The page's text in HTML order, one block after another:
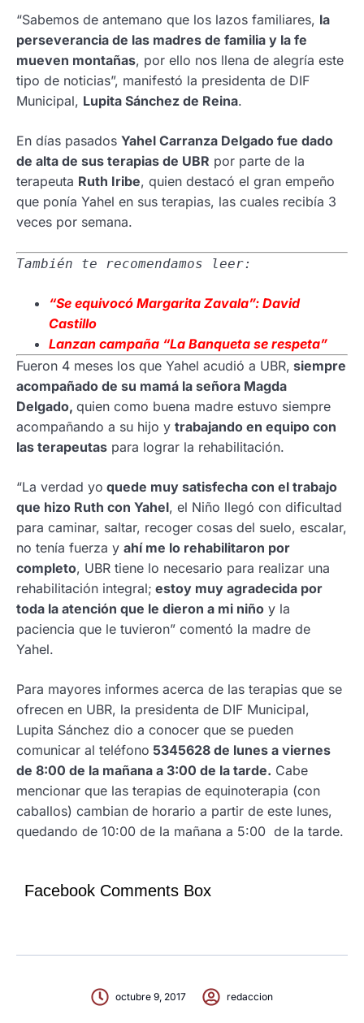
“Sabemos de antemano que los lazos familiares, la
perseverancia de las madres de familia y la fe
mueven montañas, por ello nos llena de alegría este
tipo de noticias”, manifestó la presidenta de DIF
Municipal, Lupita Sánchez de Reina.
En días pasados Yahel Carranza Delgado fue dado
de alta de sus terapias de UBR por parte de la
terapeuta Ruth Iribe, quien destacó el gran empeño
que ponía Yahel en sus terapias, las cuales recibía 3
veces por semana.
También te recomendamos leer:
“Se equivocó Margarita Zavala”: David
Castillo
Lanzan campaña “La Banqueta se respeta”
Fueron 4 meses los que Yahel acudió a UBR, siempre
acompañado de su mamá la señora Magda
Delgado, quien como buena madre estuvo siempre
acompañando a su hijo y trabajando en equipo con
las terapeutas para lograr la rehabilitación.
“La verdad yo quede muy satisfecha con el trabajo
que hizo Ruth con Yahel, el Niño llegó con dificultad
para caminar, saltar, recoger cosas del suelo, escalar,
no tenía fuerza y ahí me lo rehabilitaron por
completo, UBR tiene lo necesario para realizar una
rehabilitación integral; estoy muy agradecida por
toda la atención que le dieron a mi niño y la
paciencia que le tuvieron” comentó la madre de
Yahel.
Para mayores informes acerca de las terapias que se
ofrecen en UBR, la presidenta de DIF Municipal,
Lupita Sánchez dio a conocer que se pueden
comunicar al teléfono 5345628 de lunes a viernes
de 8:00 de la mañana a 3:00 de la tarde. Cabe
mencionar que las terapias de equinoterapia (con
caballos) cambian de horario a partir de este lunes,
quedando de 10:00 de la mañana a 5:00 de la tarde.
Facebook Comments Box
octubre 9, 2017 redaccion